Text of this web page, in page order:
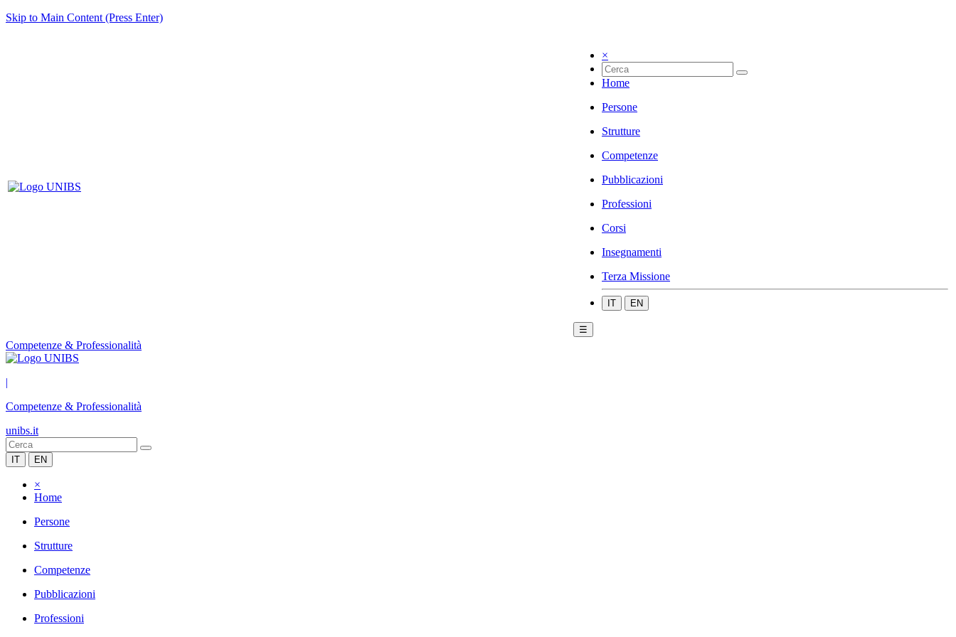
Skip to Main Content (Press Enter)
×
Home
Persone
Strutture
Competenze
Pubblicazioni
Professioni
Corsi
Insegnamenti
Terza Missione
IT EN
☰
Competenze & Professionalità
|
Competenze & Professionalità
unibs.it
IT EN
×
Home
Persone
Strutture
Competenze
Pubblicazioni
Professioni